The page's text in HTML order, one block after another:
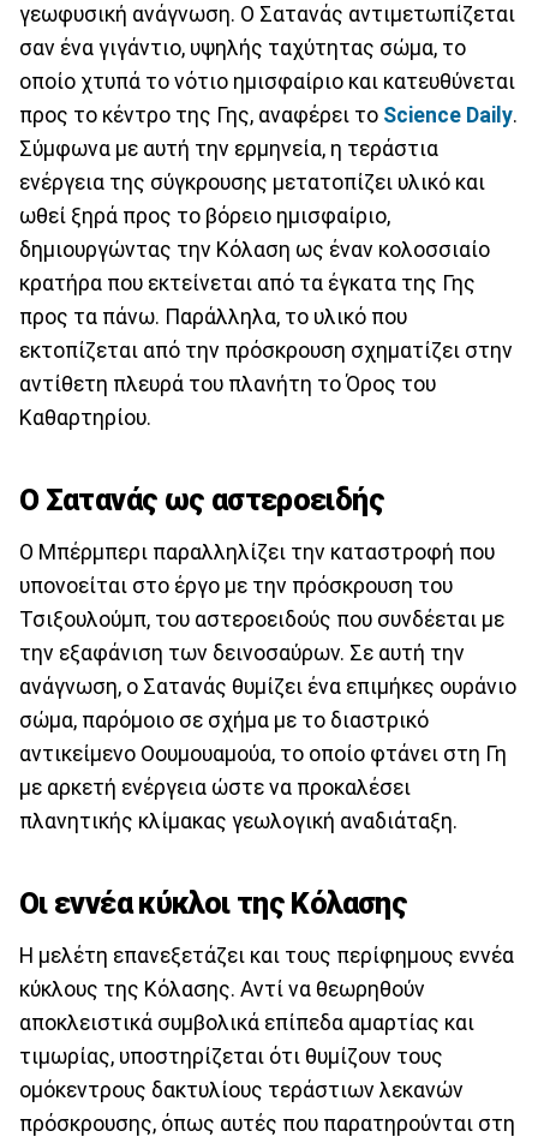
γεωφυσική ανάγνωση. Ο Σατανάς αντιμετωπίζεται
σαν ένα γιγάντιο, υψηλής ταχύτητας σώμα, το
οποίο χτυπά το νότιο ημισφαίριο και κατευθύνεται
προς το κέντρο της Γης, αναφέρει το Science Daily.
Σύμφωνα με αυτή την ερμηνεία, η τεράστια
ενέργεια της σύγκρουσης μετατοπίζει υλικό και
ωθεί ξηρά προς το βόρειο ημισφαίριο,
δημιουργώντας την Κόλαση ως έναν κολοσσιαίο
κρατήρα που εκτείνεται από τα έγκατα της Γης
προς τα πάνω. Παράλληλα, το υλικό που
εκτοπίζεται από την πρόσκρουση σχηματίζει στην
αντίθετη πλευρά του πλανήτη το Όρος του
Καθαρτηρίου.
Ο Σατανάς ως αστεροειδής
Ο Μπέρμπερι παραλληλίζει την καταστροφή που
υπονοείται στο έργο με την πρόσκρουση του
Τσιξουλούμπ, του αστεροειδούς που συνδέεται με
την εξαφάνιση των δεινοσαύρων. Σε αυτή την
ανάγνωση, ο Σατανάς θυμίζει ένα επιμήκες ουράνιο
σώμα, παρόμοιο σε σχήμα με το διαστρικό
αντικείμενο Οουμουαμούα, το οποίο φτάνει στη Γη
με αρκετή ενέργεια ώστε να προκαλέσει
πλανητικής κλίμακας γεωλογική αναδιάταξη.
Οι εννέα κύκλοι της Κόλασης
Η μελέτη επανεξετάζει και τους περίφημους εννέα
κύκλους της Κόλασης. Αντί να θεωρηθούν
αποκλειστικά συμβολικά επίπεδα αμαρτίας και
τιμωρίας, υποστηρίζεται ότι θυμίζουν τους
ομόκεντρους δακτυλίους τεράστιων λεκανών
πρόσκρουσης, όπως αυτές που παρατηρούνται στη